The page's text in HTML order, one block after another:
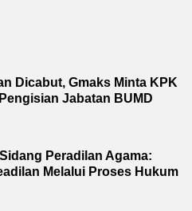
Dicabut, Gmaks Minta KPK
Jabatan BUMD
Peradilan Agama:
Melalui Proses Hukum